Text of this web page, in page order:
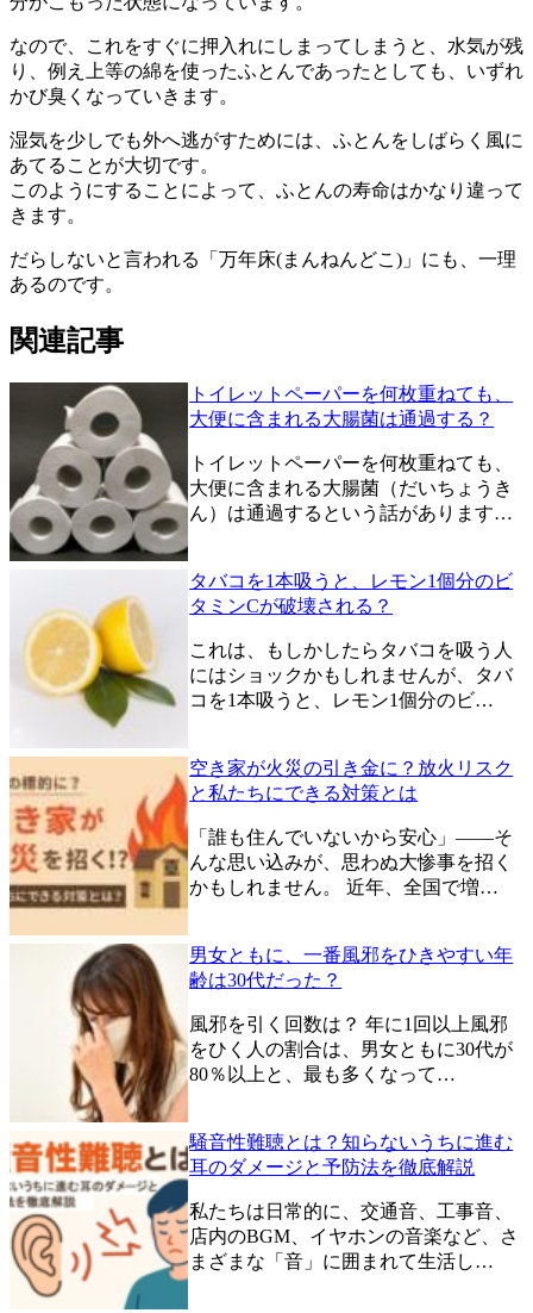
なので、これをすぐに押入れにしまってしまうと、水気が残
り、例え上等の綿を使ったふとんであったとしても、いずれ
かび臭くなっていきます。
湿気を少しでも外へ逃がすためには、ふとんをしばらく風に
あてることが大切です。
このようにすることによって、ふとんの寿命はかなり違って
きます。
だらしないと言われる「万年床(まんねんどこ)」にも、一理
あるのです。
関連記事
トイレットペーパーを何枚重ねても、
大便に含まれる大腸菌は通過する？
トイレットペーパーを何枚重ねても、
大便に含まれる大腸菌（だいちょうき
ん）は通過するという話があります…
タバコを1本吸うと、レモン1個分のビ
タミンCが破壊される？
これは、もしかしたらタバコを吸う人
にはショックかもしれませんが、タバ
コを1本吸うと、レモン1個分のビ…
空き家が火災の引き金に？放火リスク
と私たちにできる対策とは
「誰も住んでいないから安心」——そ
んな思い込みが、思わぬ大惨事を招く
かもしれません。 近年、全国で増…
男女ともに、一番風邪をひきやすい年
齢は30代だった？
風邪を引く回数は？ 年に1回以上風邪
をひく人の割合は、男女ともに30代が
80％以上と、最も多くなって…
騒音性難聴とは？知らないうちに進む
耳のダメージと予防法を徹底解説
私たちは日常的に、交通音、工事音、
店内のBGM、イヤホンの音楽など、さ
まざまな「音」に囲まれて生活し…